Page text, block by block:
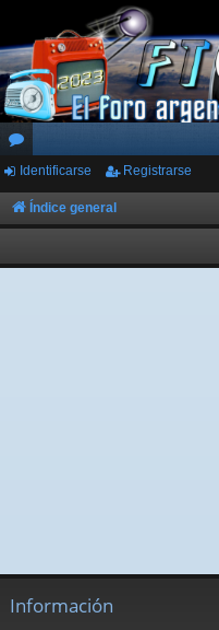
or
os
Identificarse Registrarse
Índice general
Información